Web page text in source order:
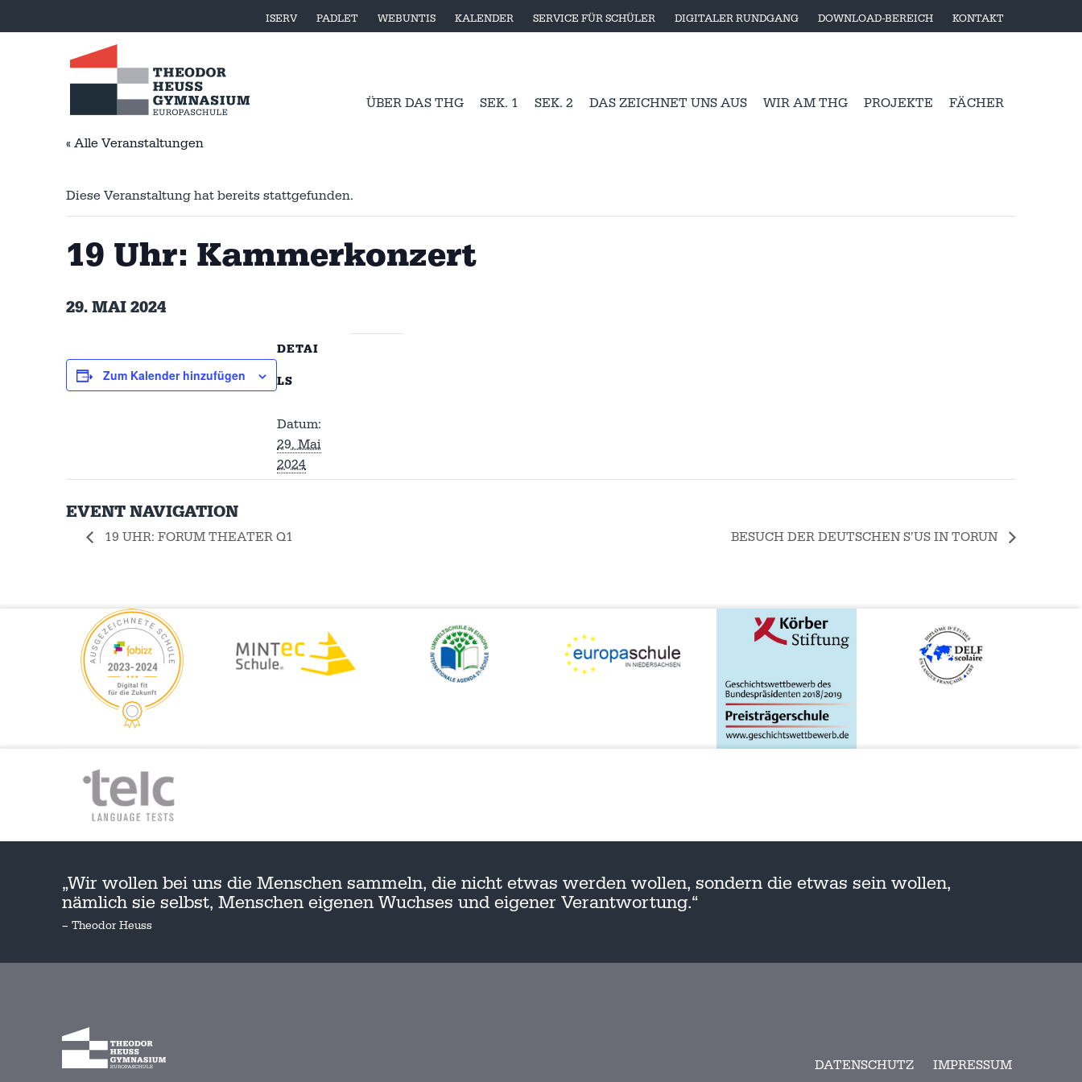
ISERV PADLET WEBUNTIS KALENDER SERVICE FÜR SCHÜLER DIGITALER RUNDGANG DOWNLOAD-BEREICH KONTAKT
ÜBER DAS THG SEK. 1 SEK. 2 DAS ZEICHNET UNS AUS WIR AM THG PROJEKTE FÄCHER
« Alle Veranstaltungen
Diese Veranstaltung hat bereits stattgefunden.
19 Uhr: Kammerkonzert
29. MAI 2024
Zum Kalender hinzufügen
DETAI
LS
Datum:
29. Mai
2024
EVENT NAVIGATION
19 UHR: FORUM THEATER Q1 BESUCH DER DEUTSCHEN S’US IN TORUN
„Wir wollen bei uns die Menschen sammeln, die nicht etwas werden wollen, sondern die etwas sein wollen,
nämlich sie selbst, Menschen eigenen Wuchses und eigener Verantwortung.“
– Theodor Heuss
DATENSCHUTZ IMPRESSUM